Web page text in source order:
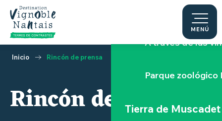
Aller
contenu
principal
MENÚ
Vive el Hellfest
A través de las
Parque zoológico
Tierra de Muscadet
Inicio Rincón de prensa
Rincón de prensa